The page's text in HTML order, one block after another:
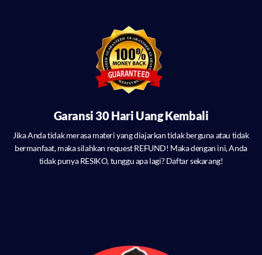
Garansi 30 Hari Uang Kembali
Jika Anda tidak merasa materi yang diajarkan tidak berguna atau tidak
bermanfaat, maka silahkan request REFUND! Maka dengan ini, Anda
tidak punya RESIKO, tunggu apa lagi? Daftar sekarang!